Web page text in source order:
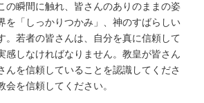
の瞬間に触れ、皆さんのありのままの姿
を「しっかりつかみ」、神のすばらしい
。若者の皆さんは、自分を真に信頼して
感しなければなりません。教皇が皆さん
んを信頼していることを認識してくださ
会を信頼してください。